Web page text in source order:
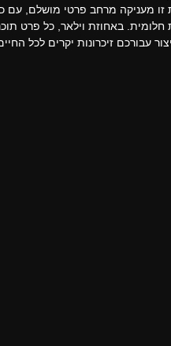
מפוארת זו מעניקה מרחב פרטי מושלם, עם כל
באחוזת וילאר, כל פרט תוכנן
עבורכם זיכרונות יקרים לכל החיים.